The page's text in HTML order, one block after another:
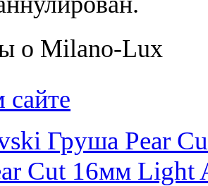
о Milano-Lux
Груша Pear
Cut 16мм Light